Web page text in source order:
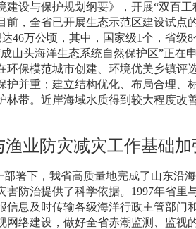
建设与保护规划纲要》，开展“双百工
前，全省已开展生态示范区建设试点
46万公顷，其中，国家级1个，省级8
山头海洋生态系统自然保护区”正在
环保模范城市创建、环境优美乡镇
护并重；建立结构优化、布局合理、
林带。近岸海域水质得到较大程度改
渔业防灾减灾工作基础加
部署下，我省高质量地完成了山东沿
害防治提供了科学依据。 1997年省里
信息及时传输各级海洋行政主管部门
网络建设，做好全省赤潮监测、监视